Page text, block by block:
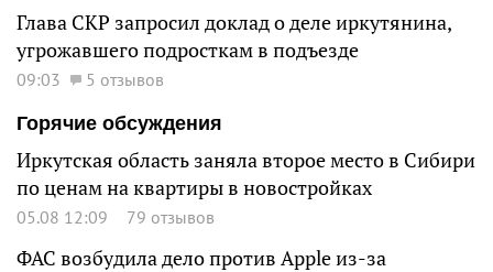
Глава СКР запросил доклад о деле иркутянина,
угрожавшего подросткам в подъезде
09:03
5 отзывов
Горячие обсуждения
Иркутская область заняла второе место в Сибири
по ценам на квартиры в новостройках
05.08 12:09 79 отзывов
ФАС возбудила дело против Apple из-за